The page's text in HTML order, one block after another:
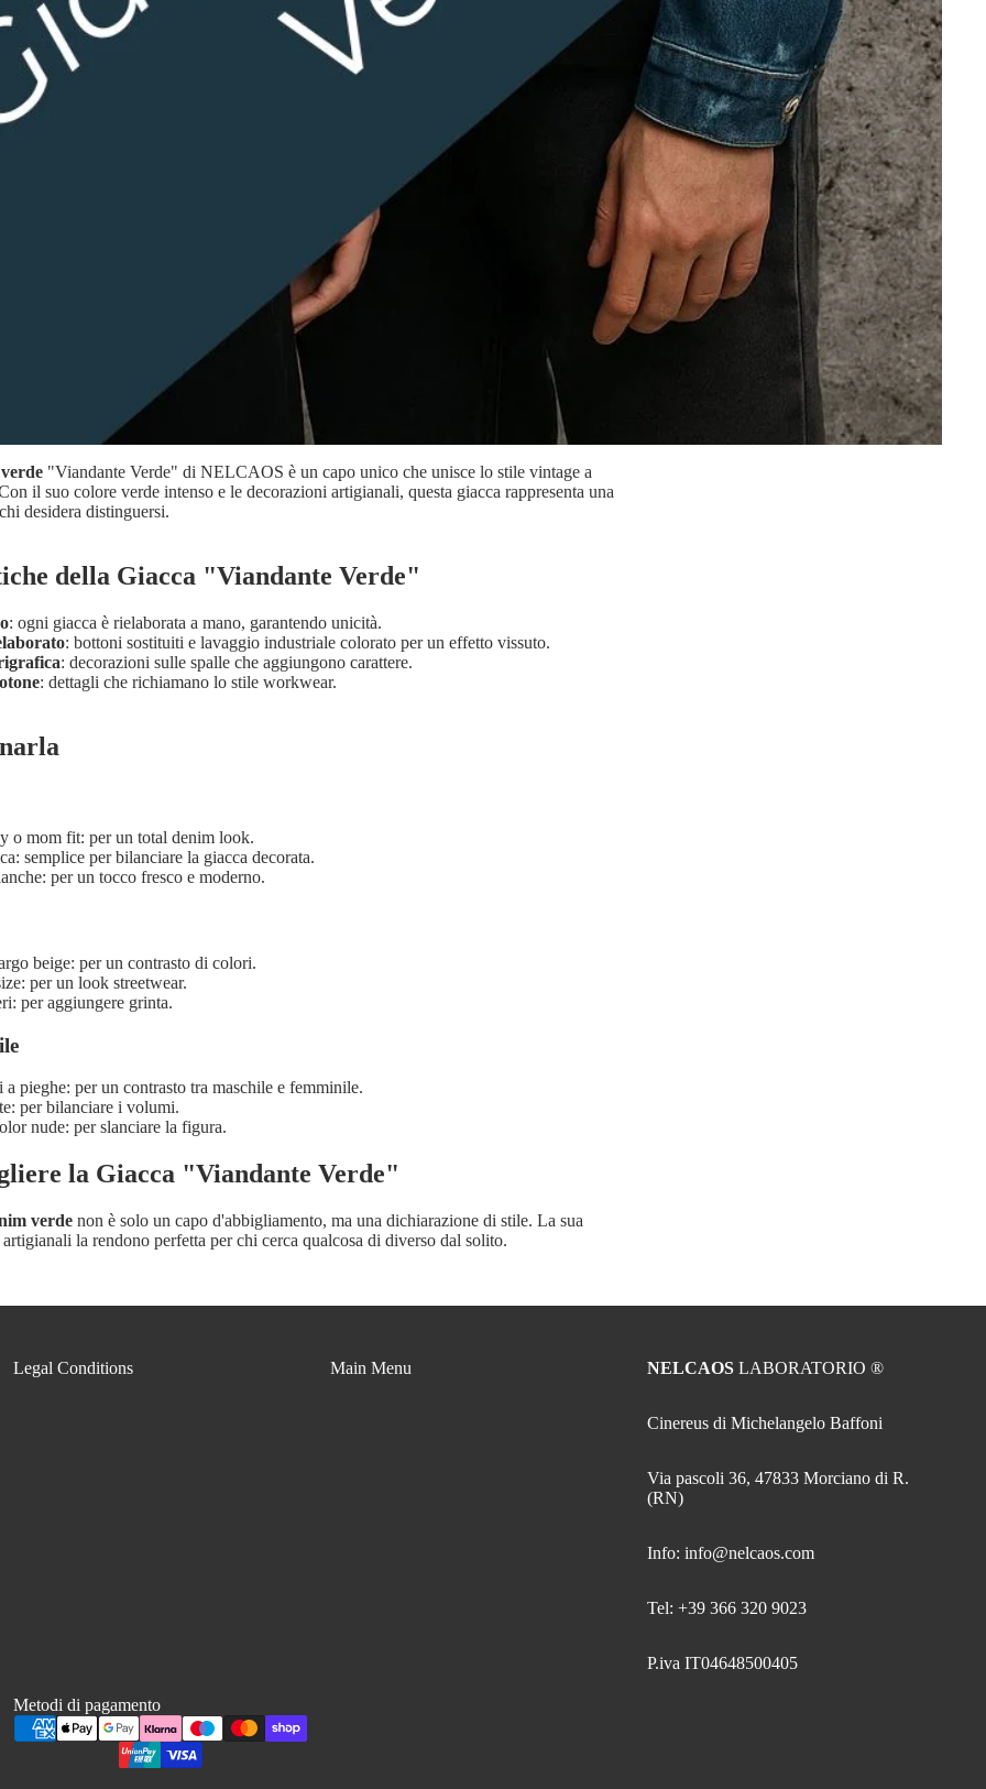
"Viandante Verde" di NELCAOS è un capo unico che unisce lo stile vintage a
il suo colore verde intenso e le decorazioni artigianali, questa giacca rappresenta una
desidera distinguersi.
della Giacca "Viandante Verde"
: ogni giacca è rielaborata a mano, garantendo unicità.
: bottoni sostituiti e lavaggio industriale colorato per un effetto vissuto.
: decorazioni sulle spalle che aggiungono carattere.
: dettagli che richiamano lo stile workwear.
o mom fit: per un total denim look.
semplice per bilanciare la giacca decorata.
per un tocco fresco e moderno.
beige: per un contrasto di colori.
per un look streetwear.
per aggiungere grinta.
pieghe: per un contrasto tra maschile e femminile.
per bilanciare i volumi.
nude: per slanciare la figura.
la Giacca "Viandante Verde"
verde non è solo un capo d'abbigliamento, ma una dichiarazione di stile. La sua
la rendono perfetta per chi cerca qualcosa di diverso dal solito.
Legal Conditions Main Menu NELCAOS LABORATORIO ®
Cinereus di Michelangelo Baffoni
Via pascoli 36, 47833 Morciano di R.
(RN)
Info: info@nelcaos.com
Tel: +39 366 320 9023
P.iva IT04648500405
Metodi di pagamento